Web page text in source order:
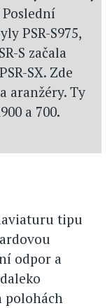
PSR-S975,
S začala
SX. Zde
aranžéry. Ty
a 700.
tipu
odpor a
polohách